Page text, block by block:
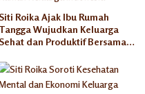
Siti Roika Ajak Ibu Rumah
Tangga Wujudkan Keluarga
Sehat dan Produktif Bersama